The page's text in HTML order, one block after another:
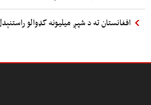
افغانستان ته د شپږ میلیونه کډوالو